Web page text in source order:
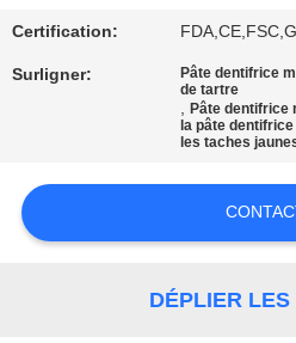
CONTACTEZ-
DEMANDEZ
CITATION
Certification:
Surligner:
Pâte dentifrice
de tartre
,Pâte dentifrice
la pâte
les taches
DÉPLIER LES